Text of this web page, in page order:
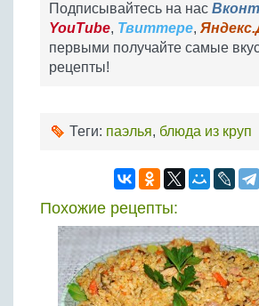
Подписывайтесь на нас
YouTube, Твиттере,
первыми получайте самые
рецепты!
Теги: паэлья, блюда из круп
Похожие рецепты: